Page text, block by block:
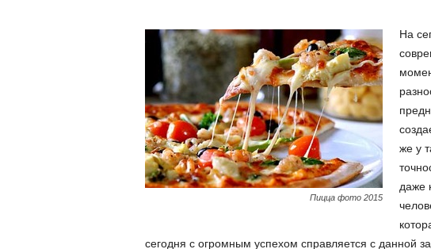
Пицца фото 2015
На
же у
даже
сегодня с огромным успехом справляется с данной